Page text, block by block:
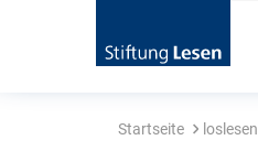
Startseite loslesen